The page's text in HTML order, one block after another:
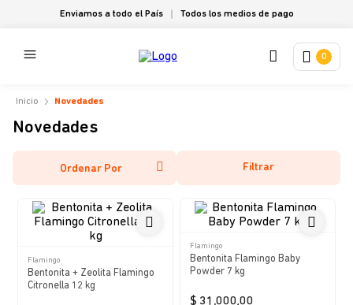
Enviamos a todo el País Todos los medios de pago
0
Novedades
Novedades
Ordenar Por Filtrar
Flamingo
Bentonita + Zeolita Flamingo
Citronella 12 kg
Flamingo
Bentonita Flamingo Baby
Powder 7 kg
$ 31 .000,00